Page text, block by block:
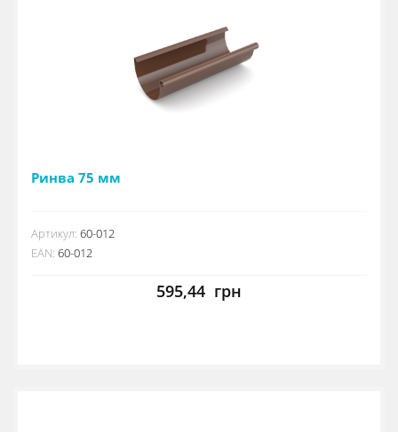
Ринва 75 мм
Артикул: 60-012
EAN: 60-012
595,44 грн